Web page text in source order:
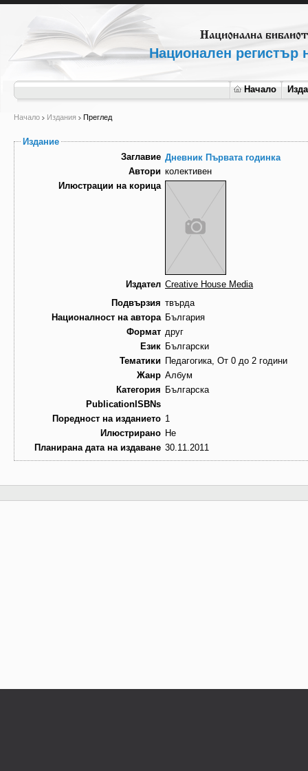
Национален регистър
Начало
Начало Издания Преглед
Издание
Заглавие Дневник Първата годинка
Автори колективен
Илюстрации на корица
Издател Creative House Media
Подвързия твърда
Националност на автора България
Формат друг
Език Български
Тематики Педагогика, От 0 до 2 години
Жанр Албум
Категория Българска
PublicationISBNs
Поредност на изданието 1
Илюстрирано Не
Планирана дата на издаване 30.11.2011